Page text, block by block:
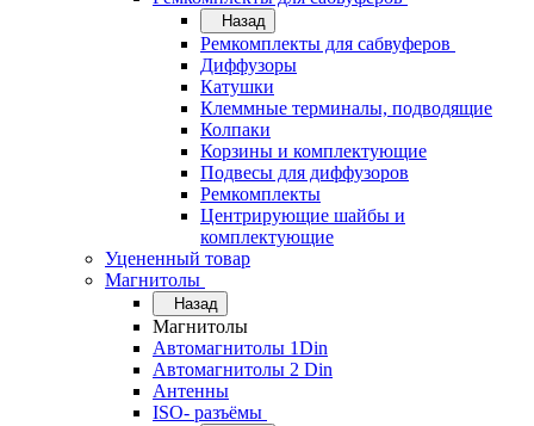
Назад
Ремкомплекты для сабвуферов
Диффузоры
Катушки
Клеммные терминалы, подводящие
Колпаки
Корзины и комплектующие
Подвесы для диффузоров
Ремкомплекты
Центрирующие шайбы и
комплектующие
Уцененный товар
Магнитолы
Назад
Магнитолы
Автомагнитолы 1Din
Автомагнитолы 2 Din
Антенны
ISO- разъёмы